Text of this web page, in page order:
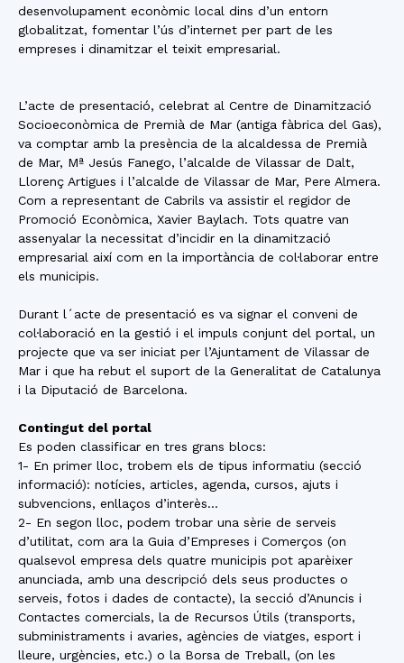
desenvolupament econòmic local dins d’un entorn
globalitzat, fomentar l’ús d’internet per part de les
empreses i dinamitzar el teixit empresarial.
L’acte de presentació, celebrat al Centre de Dinamització
Socioeconòmica de Premià de Mar (antiga fàbrica del Gas),
va comptar amb la presència de la alcaldessa de Premià
de Mar, Mª Jesús Fanego, l’alcalde de Vilassar de Dalt,
Llorenç Artigues i l’alcalde de Vilassar de Mar, Pere Almera.
Com a representant de Cabrils va assistir el regidor de
Promoció Econòmica, Xavier Baylach. Tots quatre van
assenyalar la necessitat d’incidir en la dinamització
empresarial així com en la importància de col·laborar entre
els municipis.
Durant l´acte de presentació es va signar el conveni de
col·laboració en la gestió i el impuls conjunt del portal, un
projecte que va ser iniciat per l’Ajuntament de Vilassar de
Mar i que ha rebut el suport de la Generalitat de Catalunya
i la Diputació de Barcelona.
Contingut del portal
Es poden classificar en tres grans blocs:
1- En primer lloc, trobem els de tipus informatiu (secció
informació): notícies, articles, agenda, cursos, ajuts i
subvencions, enllaços d’interès…
2- En segon lloc, podem trobar una sèrie de serveis
d’utilitat, com ara la Guia d’Empreses i Comerços (on
qualsevol empresa dels quatre municipis pot aparèixer
anunciada, amb una descripció dels seus productes o
serveis, fotos i dades de contacte), la secció d’Anuncis i
Contactes comercials, la de Recursos Útils (transports,
subministraments i avaries, agències de viatges, esport i
lleure, urgències, etc.) o la Borsa de Treball, (on les